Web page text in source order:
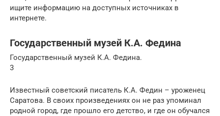
ищите информацию на доступных источниках в
интернете.
Государственный музей К.А. Федина
Государственный музей К.А. Федина.
3
Известный советский писатель К.А. Федин – уроженец
Саратова. В своих произведениях он не раз упоминал
родной город, где прошло его детство, и где он обучался